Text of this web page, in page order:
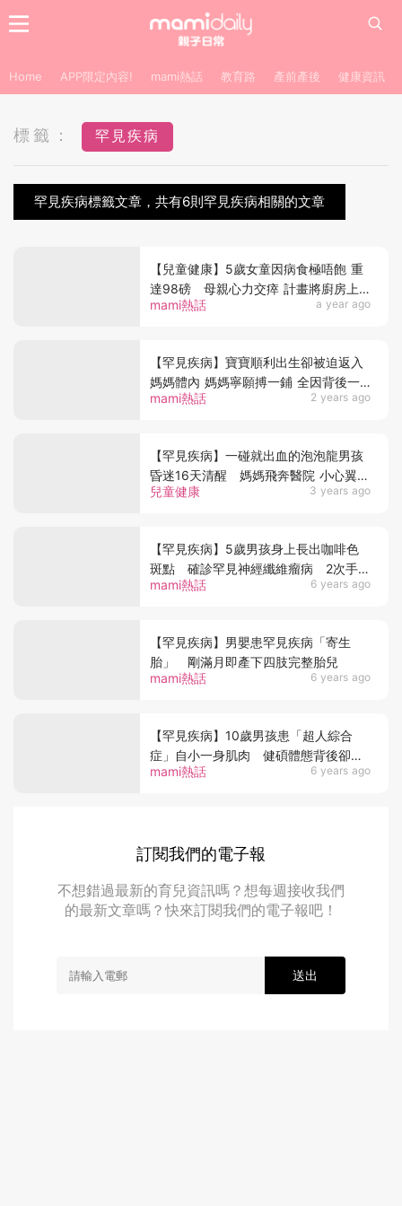
Home APP限定內容! mami熱話 教育路 產前產後 健康資訊
標籤： 罕見疾病
罕見疾病標籤文章，共有6則罕見疾病相關的文章
mami熱話 a year ago
【兒童健康】5歲女童因病食極唔飽 重
達98磅 母親心力交瘁 計畫將廚房上
鎖
mami熱話 2 years ago
【罕見疾病】寶寶順利出生卻被迫返入
媽媽體內 媽媽寧願搏一鋪 全因背後一
個心酸理由
兒童健康 3 years ago
【罕見疾病】一碰就出血的泡泡龍男孩
昏迷16天清醒 媽媽飛奔醫院 小心翼翼
給擁抱感動過億人
mami熱話 6 years ago
【罕見疾病】5歲男孩身上長出咖啡色
斑點 確診罕見神經纖維瘤病 2次手術
成功切除2個計時炸彈
mami熱話 6 years ago
【罕見疾病】男嬰患罕見疾病「寄生
胎」 剛滿月即產下四肢完整胎兒
mami熱話 6 years ago
【罕見疾病】10歲男孩患「超人綜合
症」自小一身肌肉 健碩體態背後卻是
歧視帶來的自卑感
訂閱我們的電子報
不想錯過最新的育兒資訊嗎？想每週接收我們
的最新文章嗎？快來訂閱我們的電子報吧！
送出